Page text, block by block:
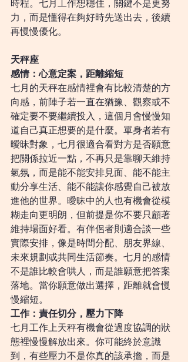
時程。七月工作想穩住，關鍵不是更努
力，而是懂得在夠好時先送出去，後續
再慢慢優化。
天秤座
感情：心意定案，距離縮短
七月的天秤在感情裡會有比較清楚的方
向感，前陣子若一直在猶豫、觀察或不
確定要不要繼續投入，這個月會慢慢知
道自己真正想要的是什麼。單身者若有
曖昧對象，七月很適合看對方是否願意
把關係拉近一點，不再只是靠聊天維持
氣氛，而是能不能安排見面、能不能主
動分享生活、能不能讓你感覺自己被放
進他的世界。曖昧中的人也有機會從模
糊走向更明朗，但前提是你不要只顧著
維持場面好看。有伴侶者則適合談一些
實際安排，像是時間分配、朋友界線、
未來規劃或共同生活節奏。七月的感情
不是誰比較會哄人，而是誰願意把答案
落地。當你願意做出選擇，距離就會慢
慢縮短。
工作：責任切分，壓力下降
七月工作上天秤有機會從過度協調的狀
態裡慢慢解放出來。你可能終於意識
到，有些壓力不是你真的該承擔，而是